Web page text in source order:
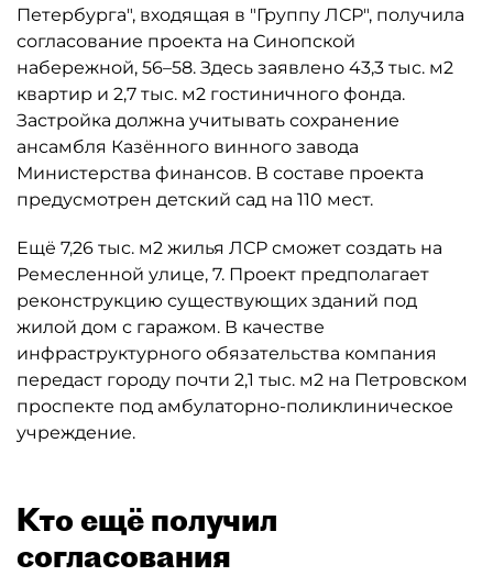
Петербурга", входящая в "Группу ЛСР", получила
согласование проекта на Синопской
набережной, 56–58. Здесь заявлено 43,3 тыс. м2
квартир и 2,7 тыс. м2 гостиничного фонда.
Застройка должна учитывать сохранение
ансамбля Казённого винного завода
Министерства финансов. В составе проекта
предусмотрен детский сад на 110 мест.
Ещё 7,26 тыс. м2 жилья ЛСР сможет создать на
Ремесленной улице, 7. Проект предполагает
реконструкцию существующих зданий под
жилой дом с гаражом. В качестве
инфраструктурного обязательства компания
передаст городу почти 2,1 тыс. м2 на Петровском
проспекте под амбулаторно-поликлиническое
учреждение.
Кто ещё получил
согласования